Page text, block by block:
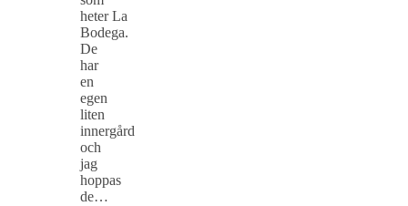
heter La
Bodega.
De
har
en
egen
liten
innergård
och
jag
hoppas
de…